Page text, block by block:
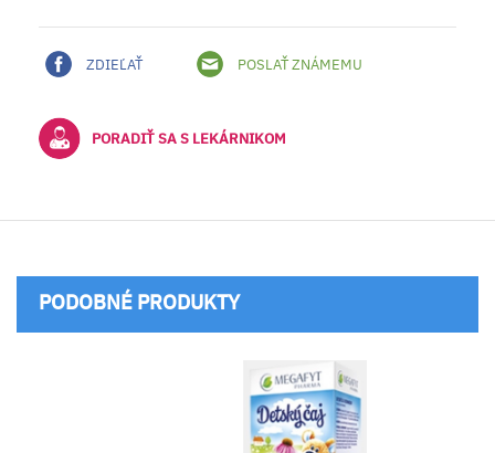
ZDIEĽAŤ POSLAŤ ZNÁMEMU
PORADIŤ SA S LEKÁRNIKOM
PODOBNÉ PRODUKTY